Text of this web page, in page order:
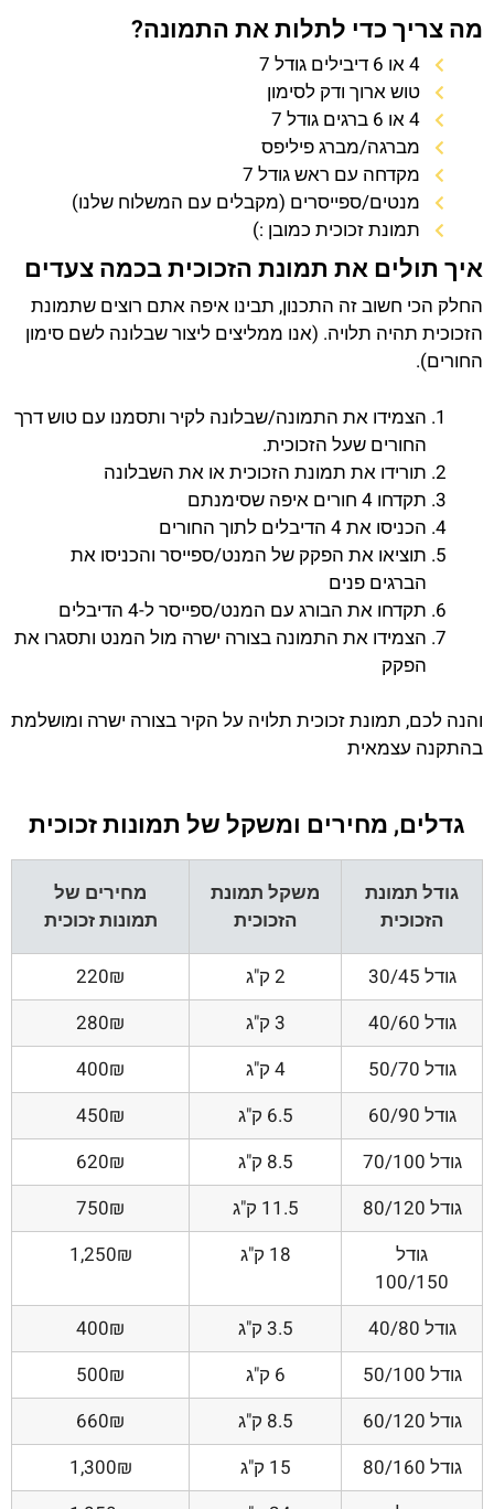
מה צריך כדי לתלות את התמונה?
4 או 6 דיבילים גודל 7
טוש ארוך ודק לסימון
4 או 6 ברגים גודל 7
מברגה/מברג פיליפס
מקדחה עם ראש גודל 7
מנטים/ספייסרים (מקבלים עם המשלוח שלנו)
תמונת זכוכית כמובן :)
איך תולים את תמונת הזכוכית בכמה צעדים
החלק הכי חשוב זה התכנון, תבינו איפה אתם רוצים שתמונת
הזכוכית תהיה תלויה. (אנו ממליצים ליצור שבלונה לשם סימון
החורים).
הצמידו את התמונה/שבלונה לקיר ותסמנו עם טוש דרך
החורים שעל הזכוכית.
תורידו את תמונת הזכוכית או את השבלונה
תקדחו 4 חורים איפה שסימנתם
הכניסו את 4 הדיבלים לתוך החורים
תוציאו את הפקק של המנט/ספייסר והכניסו את
הברגים פנים
תקדחו את הבורג עם המנט/ספייסר ל-4 הדיבלים
הצמידו את התמונה בצורה ישרה מול המנט ותסגרו את
הפקק
והנה לכם, תמונת זכוכית תלויה על הקיר בצורה ישרה ומושלמת
בהתקנה עצמאית
גדלים, מחירים ומשקל של תמונות זכוכית
גודל תמונת
הזכוכית
משקל תמונת
הזכוכית
מחירים של
תמונות זכוכית
גודל 30/45 2 ק"ג
220₪
גודל 40/60
3 ק"ג
280₪
גודל 50/70
4 ק"ג
400₪
גודל 60/90
6.5 ק"ג
450₪
גודל 70/100
8.5 ק"ג
620₪
גודל 80/120
11.5 ק"ג
750₪
גודל
100/150
18 ק"ג 1,250₪
גודל 40/80 3.5 ק"ג
400₪
גודל 50/100
6 ק"ג
500₪
גודל 60/120
8.5 ק"ג
660₪
גודל 80/160
15 ק"ג
1,300₪